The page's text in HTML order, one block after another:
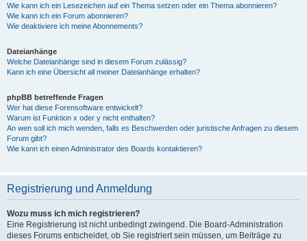
Wie kann ich ein Lesezeichen auf ein Thema setzen oder ein Thema abonnieren?
Wie kann ich ein Forum abonnieren?
Wie deaktiviere ich meine Abonnements?
Dateianhänge
Welche Dateianhänge sind in diesem Forum zulässig?
Kann ich eine Übersicht all meiner Dateianhänge erhalten?
phpBB betreffende Fragen
Wer hat diese Forensoftware entwickelt?
Warum ist Funktion x oder y nicht enthalten?
An wen soll ich mich wenden, falls es Beschwerden oder juristische Anfragen zu diesem
Forum gibt?
Wie kann ich einen Administrator des Boards kontaktieren?
Registrierung und Anmeldung
Wozu muss ich mich registrieren?
Eine Registrierung ist nicht unbedingt zwingend. Die Board-Administration
dieses Forums entscheidet, ob Sie registriert sein müssen, um Beiträge zu